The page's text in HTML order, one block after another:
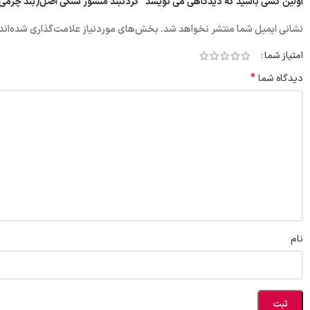
نشانی ایمیل شما منتشر نخواهد شد. بخش‌های موردنیاز علامت‌گذاری
امتیاز شما
دیدگاه شما*
نام